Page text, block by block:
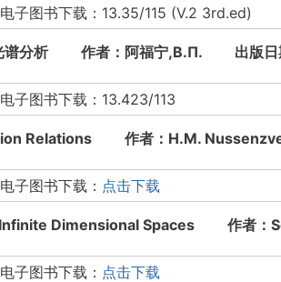
图书下载：13.35/115 (V.2 3rd.ed)
光谱分析 作者：阿福宁,В.П. 出版日
图书下载：13.423/113
Relations 作者：H.M.
图书下载： 点击下载
Infinite Dimensional Spaces 作者
图书下载： 点击下载